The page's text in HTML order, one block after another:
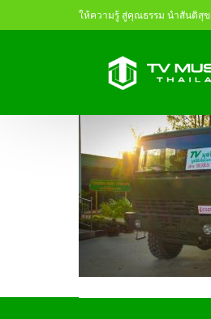
ให้ความรู้ สู่คุณธรรม นำสันติสุข